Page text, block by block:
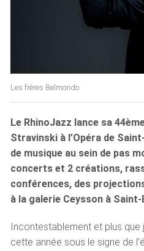
Les frères Belmondo
Le RhinoJazz lance sa
Stravinski à l’Opéra de
de musique au sein de pas
concerts et 2 créations,
conférences, des
à la galerie Ceysson à
Incontestablement et plus
cette année sous le signe de